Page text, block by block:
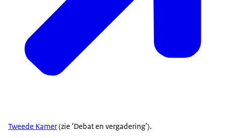
Tweede Kamer(zie ‘Debat en vergadering’).